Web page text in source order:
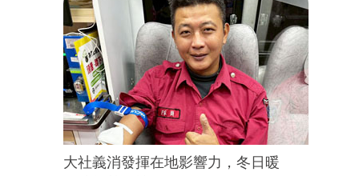
大社義消發揮在地影響力，冬日暖